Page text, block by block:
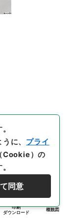
印刷
ダウンロード
概観図
に、 プライ
Cookie）の
同意